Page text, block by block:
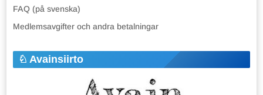
FAQ (på svenska)
Medlemsavgifter och andra betalningar
Avainsiirto